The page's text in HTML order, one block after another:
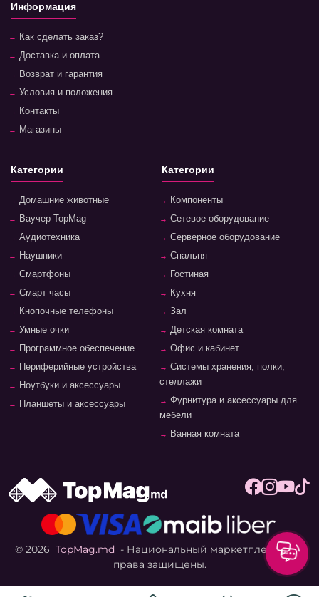
Информация
Как сделать заказ?
Доставка и оплата
Возврат и гарантия
Условия и положения
Контакты
Магазины
Категории
Домашние животные
Ваучер TopMag
Аудиотехника
Наушники
Смартфоны
Смарт часы
Кнопочные телефоны
Умные очки
Программное обеспечение
Периферийные устройства
Ноутбуки и аксессуары
Планшеты и аксессуары
Категории
Компоненты
Сетевое оборудование
Серверное оборудование
Спальня
Гостиная
Кухня
Зал
Детская комната
Офис и кабинет
Системы хранения, полки,
стеллажи
Фурнитура и аксессуары для
мебели
Ванная комната
© 2026 TopMag.md - Национальный маркетплейс. Все
права защищены.